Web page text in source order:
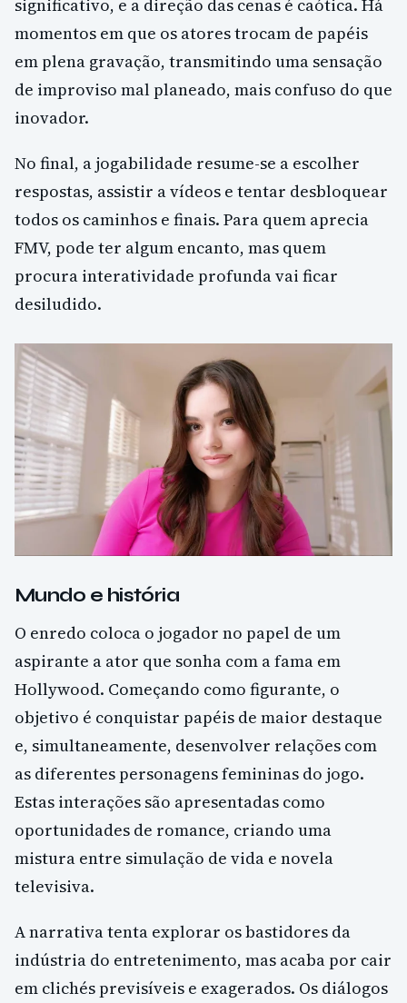
significativo, e a direção das cenas é caótica. Há
momentos em que os atores trocam de papéis
em plena gravação, transmitindo uma sensação
de improviso mal planeado, mais confuso do que
inovador.
No final, a jogabilidade resume-se a escolher
respostas, assistir a vídeos e tentar desbloquear
todos os caminhos e finais. Para quem aprecia
FMV, pode ter algum encanto, mas quem
procura interatividade profunda vai ficar
desiludido.
Mundo e história
O enredo coloca o jogador no papel de um
aspirante a ator que sonha com a fama em
Hollywood. Começando como figurante, o
objetivo é conquistar papéis de maior destaque
e, simultaneamente, desenvolver relações com
as diferentes personagens femininas do jogo.
Estas interações são apresentadas como
oportunidades de romance, criando uma
mistura entre simulação de vida e novela
televisiva.
A narrativa tenta explorar os bastidores da
indústria do entretenimento, mas acaba por cair
em clichés previsíveis e exagerados. Os diálogos